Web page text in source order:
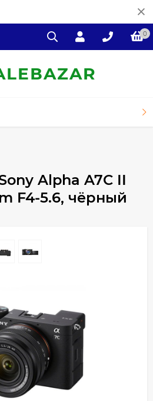
0
ВAZAR
Alpha A7C II
F4-5.6, чёрный